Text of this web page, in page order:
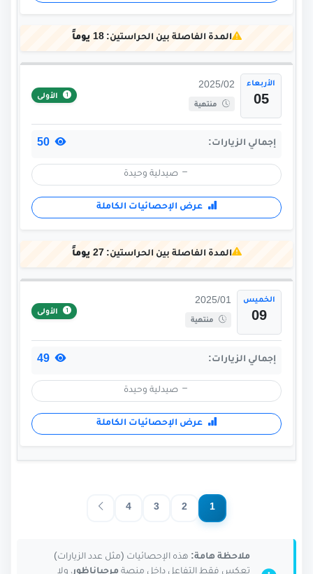
المدة الفاصلة بين الحراستين:18 يوماً
الأربعاء
05
2025/02
منتهية
الأولى
إجمالي الزيارات:
صيدلية وحيدة
عرض الإحصائيات الكاملة
المدة الفاصلة بين الحراستين: 27 يوماً
الخميس
09
2025/01
منتهية
الأولى
إجمالي الزيارات:
صيدلية وحيدة
عرض الإحصائيات الكاملة
1
2
3
4
ملاحظة هامة: هذه الإحصائيات (مثل عدد الزيارات)
تعكس فقط التفاعل داخل منصة مرحباناظور، ولا